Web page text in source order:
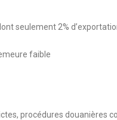
seulement 2%
faible
procédures douanières